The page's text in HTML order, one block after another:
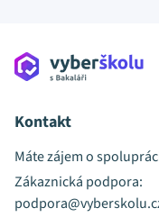
Kontakt
Máte zájem o
Zákaznická podpora: